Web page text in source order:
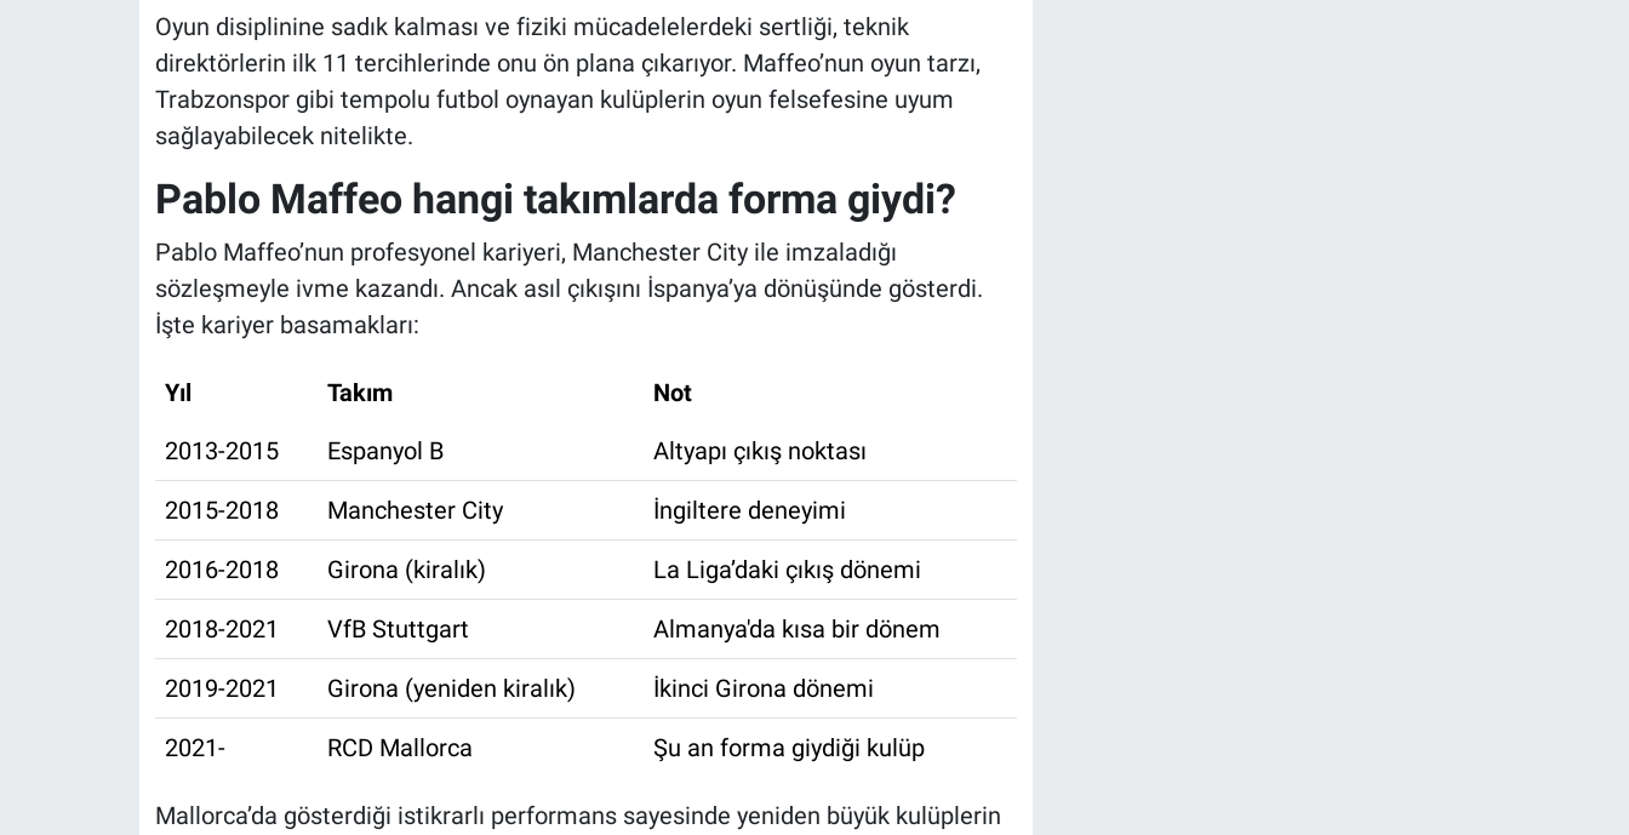
Oyun disiplinine sadık kalması ve fiziki mücadelelerdeki sertliği, teknik
direktörlerin ilk 11 tercihlerinde onu ön plana çıkarıyor. Maffeo’nun oyun tarzı,
Trabzonspor gibi tempolu futbol oynayan kulüplerin oyun felsefesine uyum
sağlayabilecek nitelikte.
Pablo Maffeo hangi takımlarda forma giydi?
Pablo Maffeo’nun profesyonel kariyeri, Manchester City ile imzaladığı
sözleşmeyle ivme kazandı. Ancak asıl çıkışını İspanya’ya dönüşünde gösterdi.
İşte kariyer basamakları:
Yıl Takım
Not
2013-2015
Espanyol B Altyapı çıkış noktası
2015-2018 Manchester City İngiltere deneyimi
2016-2018 Girona (kiralık) La Liga’daki çıkış dönemi
2018-2021 VfB Stuttgart Almanya'da kısa bir dönem
2019-2021 Girona (yeniden kiralık) İkinci Girona dönemi
2021- RCD Mallorca Şu an forma giydiği kulüp
Mallorca’da gösterdiği istikrarlı performans sayesinde yeniden büyük kulüplerin